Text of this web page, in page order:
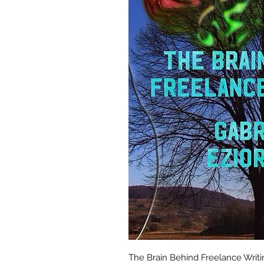
The Brain Behind Freelance